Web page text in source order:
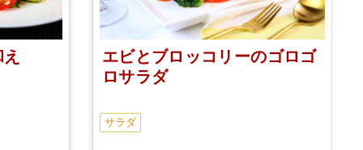
エビとブロッコリーのゴロゴ
ロサラダ
サラダ